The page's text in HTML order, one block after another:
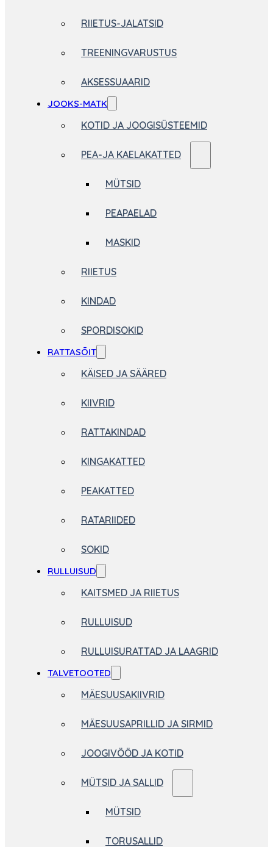
RIIETUS-JALATSID
TREENINGVARUSTUS
AKSESSUAARID
JOOKS-MATK
KOTID JA JOOGISÜSTEEMID
PEA-JA KAELAKATTED
MÜTSID
PEAPAELAD
MASKID
RIIETUS
KINDAD
SPORDISOKID
RATTASÕIT
KÄISED JA SÄÄRED
KIIVRID
RATTAKINDAD
KINGAKATTED
PEAKATTED
RATARIIDED
SOKID
RULLUISUD
KAITSMED JA RIIETUS
RULLUISUD
RULLUISURATTAD JA LAAGRID
TALVETOOTED
MÄESUUSAKIIVRID
MÄESUUSAPRILLID JA SIRMID
JOOGIVÖÖD JA KOTID
MÜTSID JA SALLID
MÜTSID
TORUSALLID